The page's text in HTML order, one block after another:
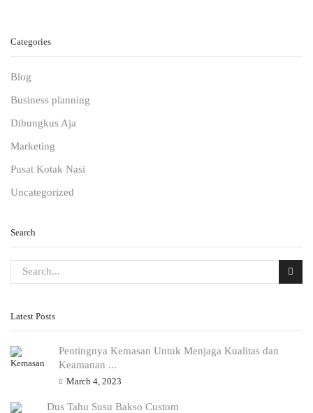
Categories
Blog
Business planning
Dibungkus Aja
Marketing
Pusat Kotak Nasi
Uncategorized
Search
Latest Posts
Pentingnya Kemasan Untuk Menjaga Kualitas dan
Keamanan ...
March 4, 2023
Dus Tahu Susu Bakso Custom